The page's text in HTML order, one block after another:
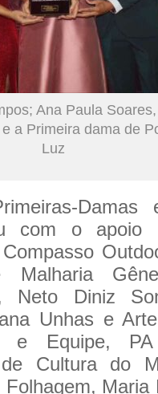
Ana Paula
a Primeira dama de
Luz
Damas
com o apoio
Malharia
Neto Diniz
Unhas e
e Equipe, PA
Cultura do
Maria